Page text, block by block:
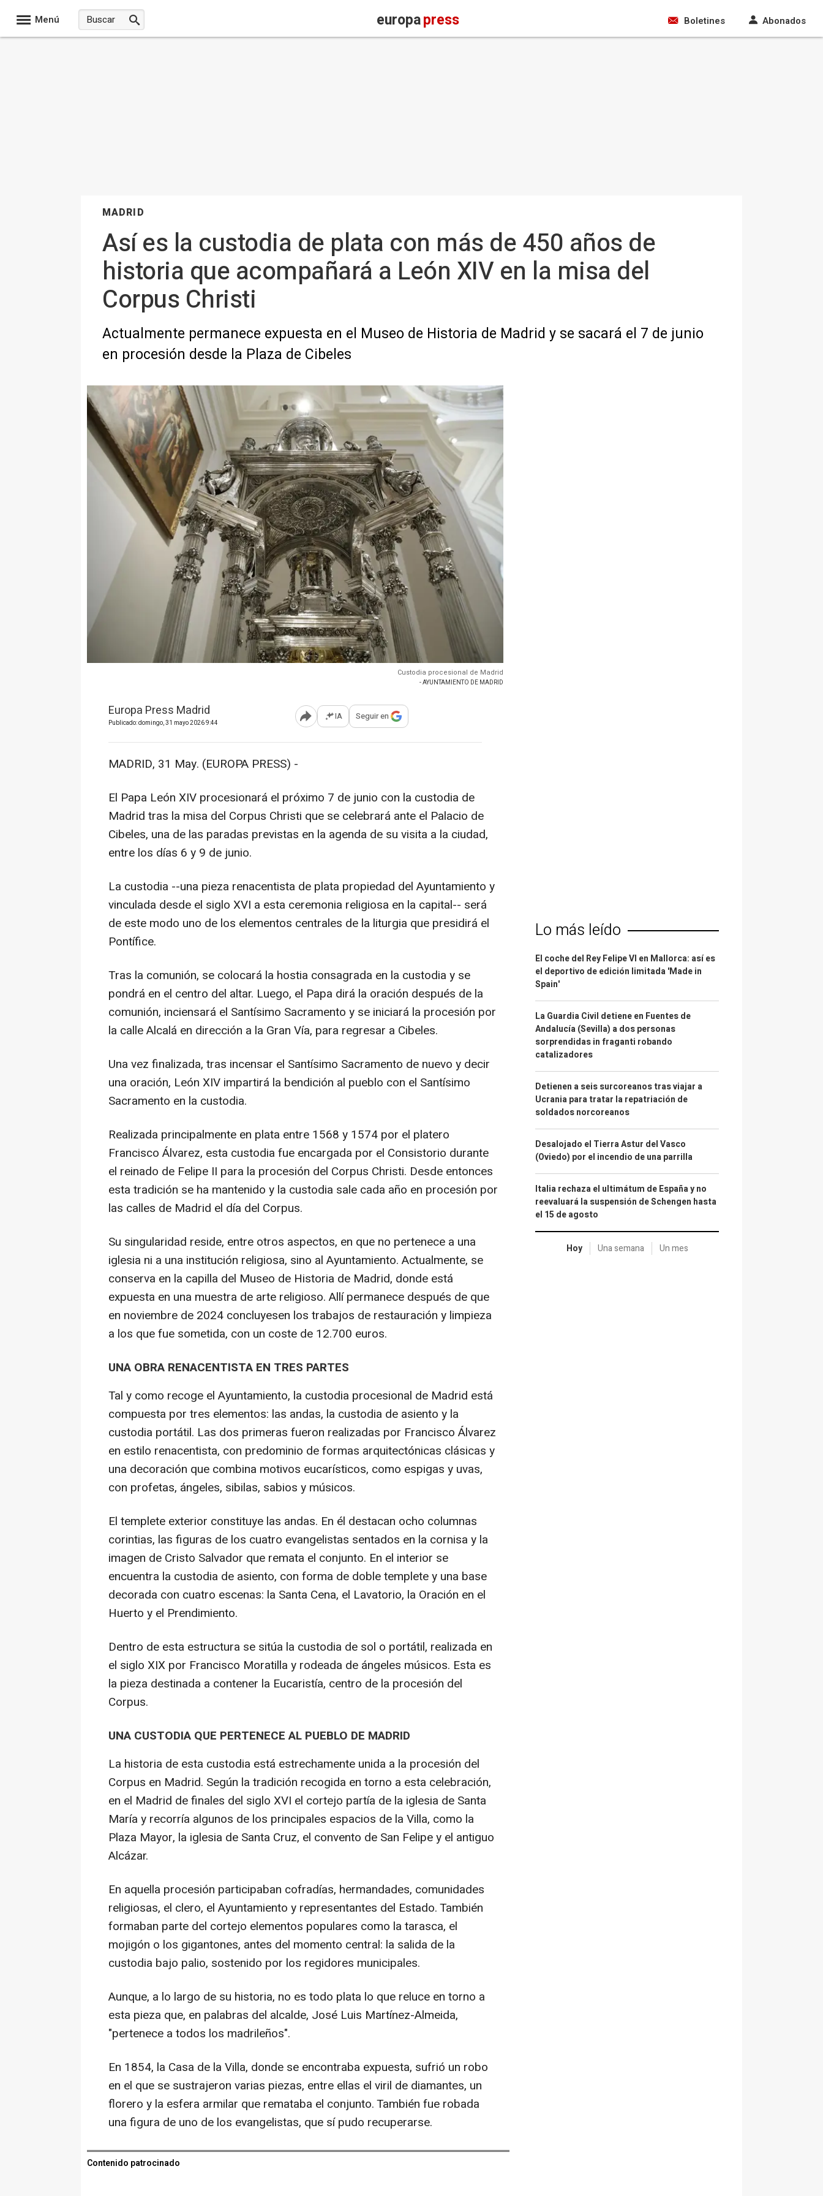
Menú europapress Boletines Abonados
MADRID
Así es la custodia de plata con más de 450 años de
historia que acompañará a León XIV en la misa del
Corpus Christi
Actualmente permanece expuesta en el Museo de Historia de Madrid y se sacará el 7 de junio
en procesión desde la Plaza de Cibeles
Custodia procesional de Madrid
- AYUNTAMIENTO DE MADRID
Europa Press Madrid
Publicado: domingo, 31 mayo 2026 9:44 Abrir opciones para compartir
IA Seguir en
MADRID, 31 May. (EUROPA PRESS) -
El Papa León XIV procesionará el próximo 7 de junio con la custodia de
Madrid tras la misa del Corpus Christi que se celebrará ante el Palacio de
Cibeles, una de las paradas previstas en la agenda de su visita a la ciudad,
entre los días 6 y 9 de junio.
La custodia --una pieza renacentista de plata propiedad del Ayuntamiento y
vinculada desde el siglo XVI a esta ceremonia religiosa en la capital-- será
de este modo uno de los elementos centrales de la liturgia que presidirá el
Pontífice.
Tras la comunión, se colocará la hostia consagrada en la custodia y se
pondrá en el centro del altar. Luego, el Papa dirá la oración después de la
comunión, inciensará el Santísimo Sacramento y se iniciará la procesión por
la calle Alcalá en dirección a la Gran Vía, para regresar a Cibeles.
Una vez finalizada, tras incensar el Santísimo Sacramento de nuevo y decir
una oración, León XIV impartirá la bendición al pueblo con el Santísimo
Sacramento en la custodia.
Realizada principalmente en plata entre 1568 y 1574 por el platero
Francisco Álvarez, esta custodia fue encargada por el Consistorio durante
el reinado de Felipe II para la procesión del Corpus Christi. Desde entonces
esta tradición se ha mantenido y la custodia sale cada año en procesión por
las calles de Madrid el día del Corpus.
Su singularidad reside, entre otros aspectos, en que no pertenece a una
iglesia ni a una institución religiosa, sino al Ayuntamiento. Actualmente, se
conserva en la capilla del Museo de Historia de Madrid, donde está
expuesta en una muestra de arte religioso. Allí permanece después de que
en noviembre de 2024 concluyesen los trabajos de restauración y limpieza
a los que fue sometida, con un coste de 12.700 euros.
UNA OBRA RENACENTISTA EN TRES PARTES
Tal y como recoge el Ayuntamiento, la custodia procesional de Madrid está
compuesta por tres elementos: las andas, la custodia de asiento y la
custodia portátil. Las dos primeras fueron realizadas por Francisco Álvarez
en estilo renacentista, con predominio de formas arquitectónicas clásicas y
una decoración que combina motivos eucarísticos, como espigas y uvas,
con profetas, ángeles, sibilas, sabios y músicos.
El templete exterior constituye las andas. En él destacan ocho columnas
corintias, las figuras de los cuatro evangelistas sentados en la cornisa y la
imagen de Cristo Salvador que remata el conjunto. En el interior se
encuentra la custodia de asiento, con forma de doble templete y una base
decorada con cuatro escenas: la Santa Cena, el Lavatorio, la Oración en el
Huerto y el Prendimiento.
Dentro de esta estructura se sitúa la custodia de sol o portátil, realizada en
el siglo XIX por Francisco Moratilla y rodeada de ángeles músicos. Esta es
la pieza destinada a contener la Eucaristía, centro de la procesión del
Corpus.
UNA CUSTODIA QUE PERTENECE AL PUEBLO DE MADRID
La historia de esta custodia está estrechamente unida a la procesión del
Corpus en Madrid. Según la tradición recogida en torno a esta celebración,
en el Madrid de finales del siglo XVI el cortejo partía de la iglesia de Santa
María y recorría algunos de los principales espacios de la Villa, como la
Plaza Mayor, la iglesia de Santa Cruz, el convento de San Felipe y el antiguo
Alcázar.
En aquella procesión participaban cofradías, hermandades, comunidades
religiosas, el clero, el Ayuntamiento y representantes del Estado. También
formaban parte del cortejo elementos populares como la tarasca, el
mojigón o los gigantones, antes del momento central: la salida de la
custodia bajo palio, sostenido por los regidores municipales.
Aunque, a lo largo de su historia, no es todo plata lo que reluce en torno a
esta pieza que, en palabras del alcalde, José Luis Martínez-Almeida,
"pertenece a todos los madrileños".
En 1854, la Casa de la Villa, donde se encontraba expuesta, sufrió un robo
en el que se sustrajeron varias piezas, entre ellas el viril de diamantes, un
florero y la esfera armilar que remataba el conjunto. También fue robada
una figura de uno de los evangelistas, que sí pudo recuperarse.
Contenido patrocinado
Lo más leído
El coche del Rey Felipe VI en Mallorca: así es
el deportivo de edición limitada 'Made in
Spain'
La Guardia Civil detiene en Fuentes de
Andalucía (Sevilla) a dos personas
sorprendidas in fraganti robando
catalizadores
Detienen a seis surcoreanos tras viajar a
Ucrania para tratar la repatriación de
soldados norcoreanos
Desalojado el Tierra Astur del Vasco
(Oviedo) por el incendio de una parrilla
Italia rechaza el ultimátum de España y no
reevaluará la suspensión de Schengen hasta
el 15 de agosto
Hoy Una semana Un mes